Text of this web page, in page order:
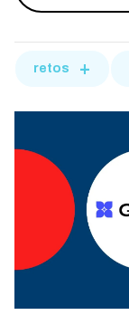
retos